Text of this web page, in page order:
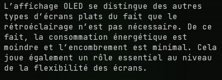
L’affichage OLED se distingue des autres
types d’écrans plats du fait que le
rétroéclairage n’est pas nécessaire. De ce
fait, la consommation énergétique est
moindre et l’encombrement est minimal. Cela
joue également un rôle essentiel au niveau
de la flexibilité des écrans.